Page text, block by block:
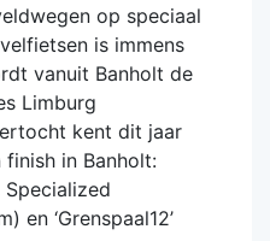
op speciaal
is immens
vanuit Banholt de
Limburg
kent dit jaar
in Banholt:
en ‘Grenspaal12’